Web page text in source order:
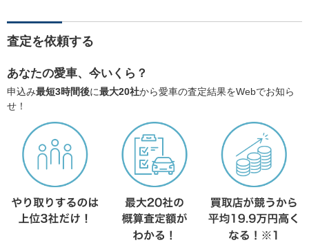
査定を依頼する
あなたの愛車、今いくら？
申込み最短3時間後に最大20社から愛車の査定結果をWebでお知ら
せ！